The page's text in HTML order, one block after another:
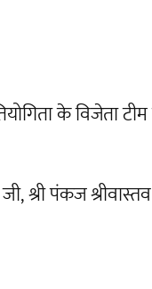
के विजेता
श्री पंकज